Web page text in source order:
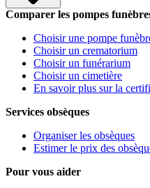
Comparer les pompes
Choisir une pompe
Choisir un crematorium
Choisir un funérarium
Choisir un cimetière
En savoir plus sur la
Services obsèques
Organiser les obsèques
Estimer le prix des
Pour vous aider